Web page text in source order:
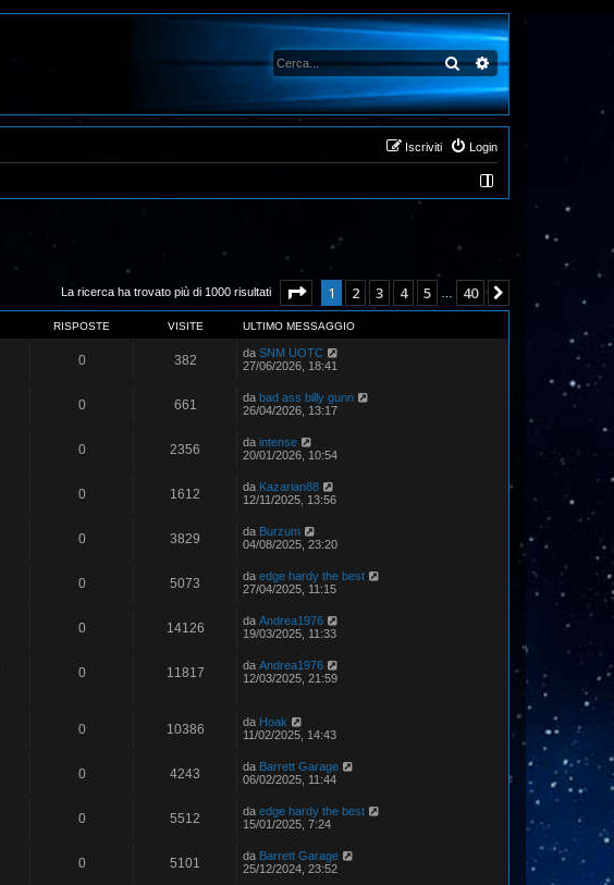
CercaRicerca avanzata
Login
Iscriviti
La ricerca ha trovato più di 1000 risultati Pagina di 40
1 2 3 4 5 40
RISPOSTE VISITE ULTIMO MESSAGGIO
0 382 da SNM UOTC
27/06/2026, 18:41
0 661 da bad ass billy gunn
26/04/2026, 13:17
0 2356 da intense
20/01/2026, 10:54
0 1612 da Kazarian88
12/11/2025, 13:56
0 3829 da Burzum
04/08/2025, 23:20
0 5073 da edge hardy the best
27/04/2025, 11:15
0 14126 da Andrea1976
19/03/2025, 11:33
0 11817 da Andrea1976
12/03/2025, 21:59
0 10386 da Hoak
11/02/2025, 14:43
0 4243 da Barrett Garage
06/02/2025, 11:44
0 5512 da edge hardy the best
15/01/2025, 7:24
0 5101 da Barrett Garage
25/12/2024, 23:52